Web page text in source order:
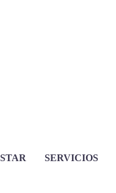
SERVICIOS